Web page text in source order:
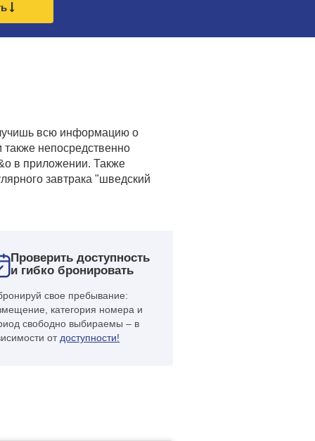
всю информацию о
непосредственно
в приложении. Также
завтрака "шведский
Проверить доступность
и гибко бронировать
свое пребывание:
категория номера и
свободно выбираемы – в
от доступности!